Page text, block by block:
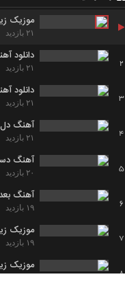
موزیک
۲۱ بازدید
2
دانلود
۲۱ بازدید
3
دانلود
۲۱ بازدید
4
آهنگ دل
۲۱ بازدید
5
آهنگ
۲۰ بازدید
6
آهنگ
۱۹ بازدید
7
موزیک
۱۹ بازدید
8
موزیک